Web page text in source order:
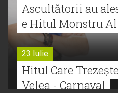
Ascultătorii au
e Hitul Monstru
23 Iulie
Hitul Care
Velea - Carnaval